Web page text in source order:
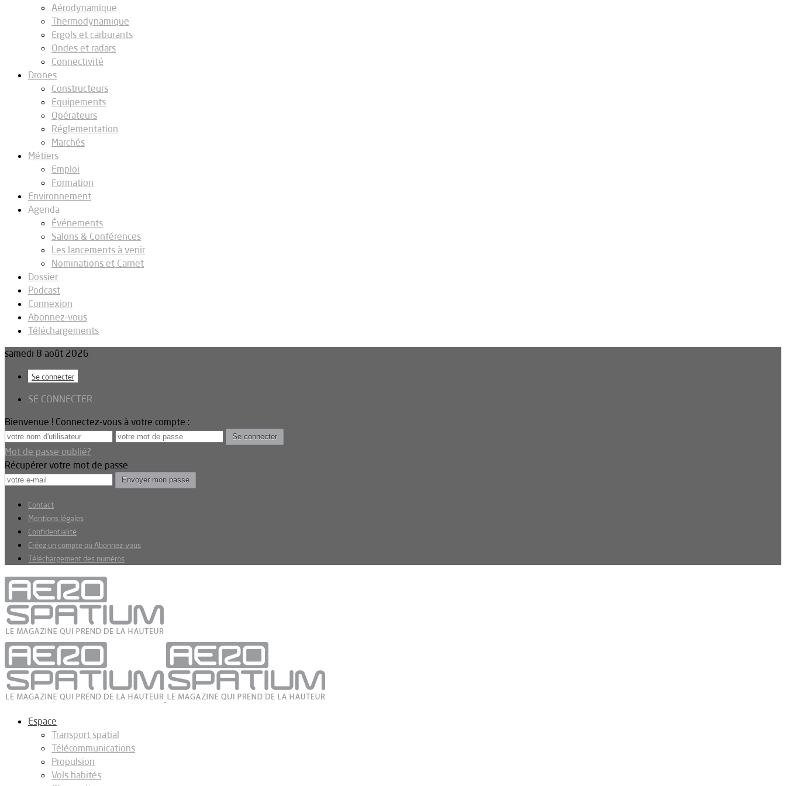
Aérodynamique
Thermodynamique
Ergols et carburants
Ondes et radars
Connectivité
Drones
Constructeurs
Equipements
Opérateurs
Réglementation
Marchés
Métiers
Emploi
Formation
Environnement
Agenda
Événements
Salons & Conférences
Les lancements à venir
Nominations et Carnet
Dossier
Podcast
Connexion
Abonnez-vous
Téléchargements
samedi 8 août 2026
Se connecter
SE CONNECTER
Bienvenue ! Connectez-vous à votre compte :
Mot de passe oublié?
Récupérer votre mot de passe
Contact
Mentions légales
Confidentialité
Créez un compte ou Abonnez-vous
Téléchargement des numéros
Espace
Transport spatial
Télécommunications
Propulsion
Vols habités